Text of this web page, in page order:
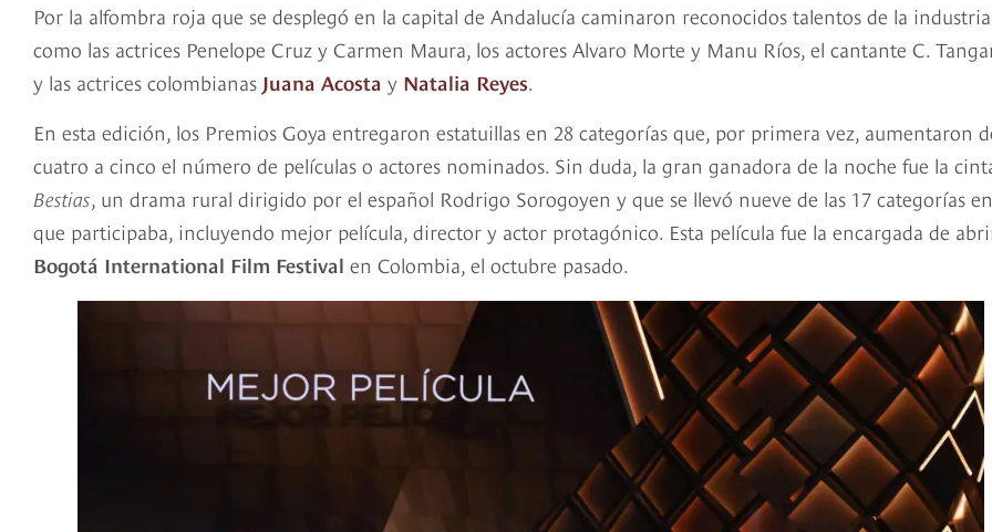
Por la alfombra roja que se desplegó en la capital de Andalucía caminaron reconocidos talentos de la industria
como las actrices Penelope Cruz y Carmen Maura, los actores Alvaro Morte y Manu Ríos, el cantante C.
y las actrices colombianas Juana Acosta y Natalia Reyes.
En esta edición, los Premios Goya entregaron estatuillas en 28 categorías que, por primera vez, aumentaron
cuatro a cinco el número de películas o actores nominados. Sin duda, la gran ganadora de la noche fue la
Bestias, un drama rural dirigido por el español Rodrigo Sorogoyen y que se llevó nueve de las 17 categorías
que participaba, incluyendo mejor película, director y actor protagónico. Esta película fue la encargada de
Bogotá International Film Festival en Colombia, el octubre pasado.